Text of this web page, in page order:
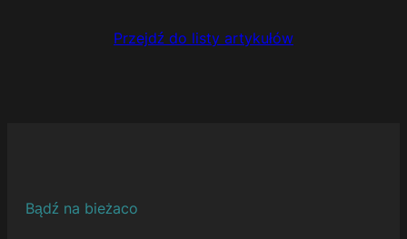
Przejdź do listy artykułów
Bądź na bieżaco